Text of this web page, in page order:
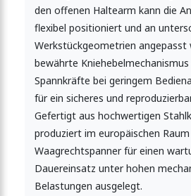
den offenen Haltearm kann die
flexibel positioniert und an
Werkstückgeometrien angepasst
bewährte
Spannkräfte bei geringem
für ein sicheres und
Gefertigt aus hochwertigen
produziert im europäischen
Waagrechtspanner für einen
Dauereinsatz unter hohen
Belastungen ausgelegt.